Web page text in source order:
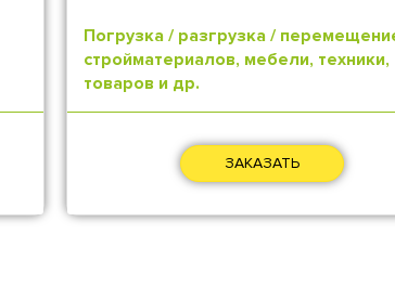
Погрузка / разгрузка /
стройматериалов, мебели, техники,
товаров и др.
ЗАКАЗАТЬ